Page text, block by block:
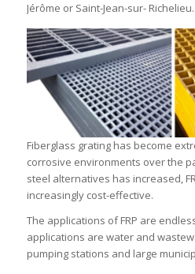
Jérôme or Saint-Jean-sur- Richelieu.
Fiberglass grating has become
corrosive environments over the
steel alternatives has increased,
increasingly cost-effective.
The applications of FRP are
applications are water and
pumping stations and large